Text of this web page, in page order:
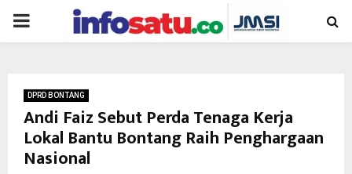
PRIMARY
DPRD BONTANG
Andi Faiz Sebut Perda Tenaga Kerja
Lokal Bantu Bontang Raih Penghargaan
Nasional